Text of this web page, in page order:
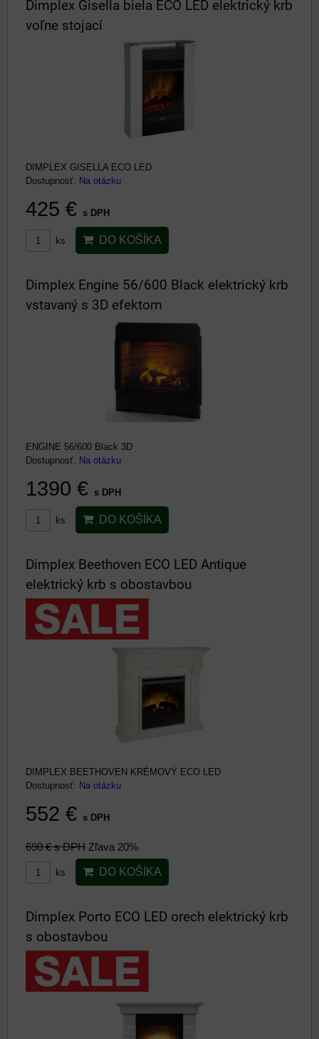
Dimplex Gisella biela ECO LED elektrický krb
voľne stojací
DIMPLEX GISELLA ECO LED
Dostupnosť: Na otázku
425 € s DPH
ks DO KOŠÍKA
Dimplex Engine 56/600 Black elektrický krb
vstavaný s 3D efektom
ENGINE 56/600 Black 3D
Dostupnosť: Na otázku
1390 € s DPH
ks DO KOŠÍKA
Dimplex Beethoven ECO LED Antique
elektrický krb s obostavbou
DIMPLEX BEETHOVEN KRÉMOVÝ ECO LED
Dostupnosť: Na otázku
552 € s DPH
690 €s DPH Zľava 20%
ks DO KOŠÍKA
Dimplex Porto ECO LED orech elektrický krb
s obostavbou